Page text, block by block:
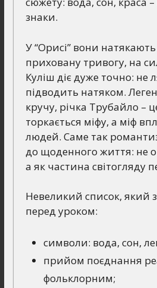
знаки.
У “Орисі” вони
приховану тривогу, на
Куліш діє дуже точно: не
підводить натяком.
кручу, річка Трубайло –
торкається міфу, а міф
людей. Саме так
до щоденного життя: не
а як частина світогляду
Невеликий список, який
перед уроком:
символи: вода, сон,
прийом поєднання
фольклорним;